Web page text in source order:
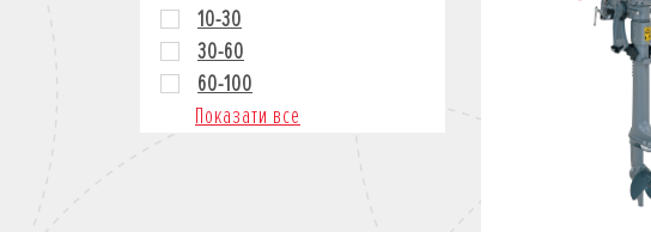
10-30
30-60
60-100
Показати все